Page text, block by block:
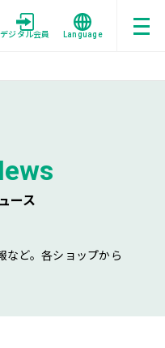
デジタル会員 Language
ース
など。各ショップから